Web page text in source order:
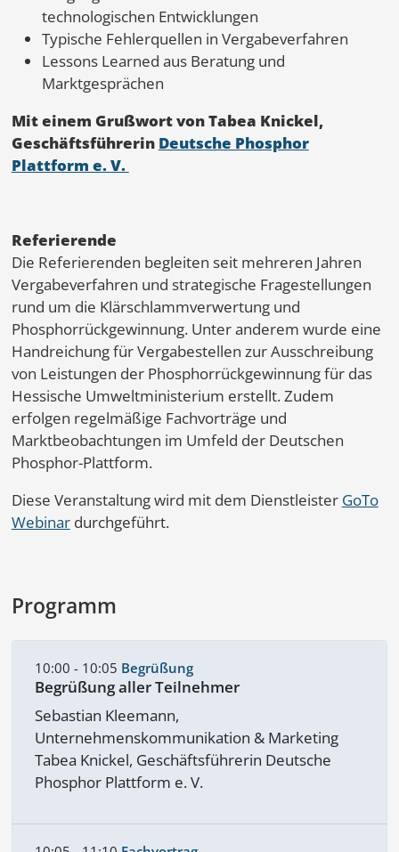
technologischen Entwicklungen
Typische Fehlerquellen in Vergabeverfahren
Lessons Learned aus Beratung und
Marktgesprächen
Mit einem Grußwort von Tabea Knickel,
Geschäftsführerin Deutsche Phosphor
Plattform e. V.
Referierende
Die Referierenden begleiten seit mehreren Jahren
Vergabeverfahren und strategische Fragestellungen
rund um die Klärschlammverwertung und
Phosphorrückgewinnung. Unter anderem wurde eine
Handreichung für Vergabestellen zur Ausschreibung
von Leistungen der Phosphorrückgewinnung für das
Hessische Umweltministerium erstellt. Zudem
erfolgen regelmäßige Fachvorträge und
Marktbeobachtungen im Umfeld der Deutschen
Phosphor-Plattform.
Diese Veranstaltung wird mit dem Dienstleister GoTo
Webinardurchgeführt.
Programm
10:00 - 10:05 Begrüßung
Begrüßung aller Teilnehmer
Sebastian Kleemann,
Unternehmenskommunikation & Marketing
Tabea Knickel, Geschäftsführerin Deutsche
Phosphor Plattform e. V.